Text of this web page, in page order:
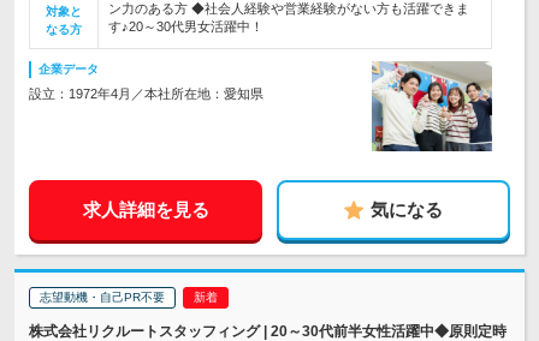
対象と
なる方
ン力のある方 ◆社会人経験や営業経験がない方も活躍できま
す♪20～30代男女活躍中！
企業データ
設立：1972年4月／本社所在地：愛知県
求人詳細を見る 気になる
志望動機・自己PR不要
株式会社リクルートスタッフィング | 20～30代前半女性活躍中◆原則定時